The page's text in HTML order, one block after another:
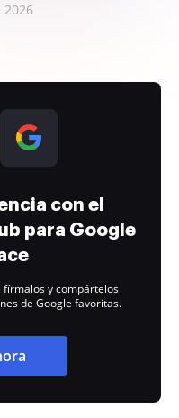
con el
para Google
fírmalos y compártelos
de Google favoritas.